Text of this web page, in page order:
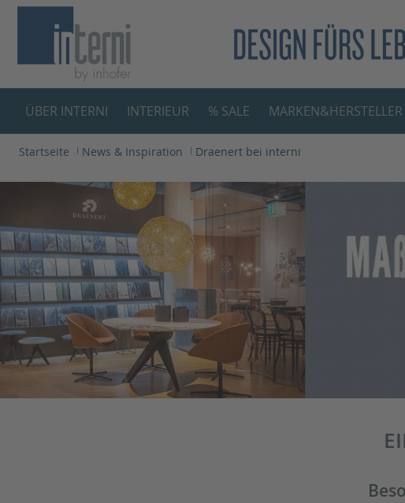
ÜBER INTERNI INTERIEUR % SALE MARKEN&HERSTELLER
Startseite News & Inspiration Draenert bei interni